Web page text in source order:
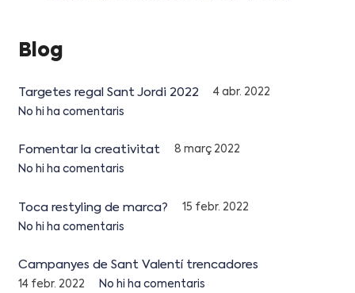
Blog
Targetes regal Sant Jordi 2022
4 abr. 2022
No hi ha comentaris
Fomentar la creativitat
8 març 2022
No hi ha comentaris
Toca restyling de marca?
15 febr. 2022
No hi ha comentaris
Campanyes de Sant Valentí trencadores
14 febr. 2022 No hi ha comentaris